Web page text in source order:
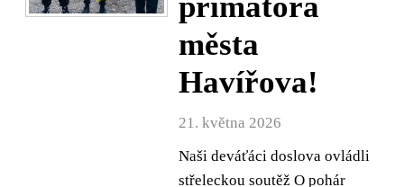
města
Havířova!
21. května 2026
Naši deváťáci doslova ovládli
střeleckou soutěž O pohár